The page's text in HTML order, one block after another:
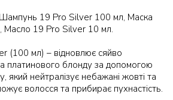
19 Pro Silver 100 мл, Маска
19 Pro Silver 10 мл.
(100 мл) – відновлює сяйво
платинового блонду за допомогою
який нейтралізує небажані жовті та
волосся та прибирає пухнастість.